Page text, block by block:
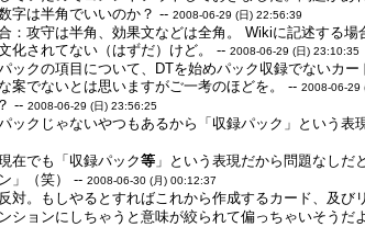
字は半角でいいのか？ --2008-06-29 (日) 22:56:39
：攻守は半角、効果文などは全角。 Wikiに記述する
化されてない（はずだ）けど。 --2008-06-29 (日) 23:10:35
ックの項目について、DTを始めパック収録でないカ
案でないとは思いますがご一考のほどを。 --2008-06-29
--2008-06-29 (日) 23:56:25
ックじゃないやつもあるから「収録パック」という
在でも「収録パック等 」という表現だから問題なしだ
」（笑） --2008-06-30 (月) 00:12:37
対。もしやるとすればこれから作成するカード、及
ションにしちゃうと意味が絞られて偏っちゃいそう